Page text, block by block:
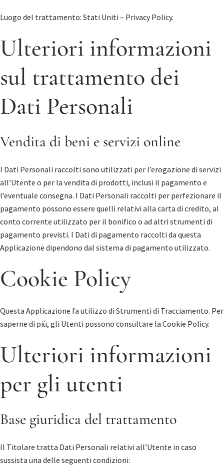
Luogo del trattamento: Stati Uniti – Privacy Policy.
Ulteriori informazioni
sul trattamento dei
Dati Personali
Vendita di beni e servizi online
I Dati Personali raccolti sono utilizzati per l’erogazione di servizi
all’Utente o per la vendita di prodotti, inclusi il pagamento e
l’eventuale consegna. I Dati Personali raccolti per perfezionare il
pagamento possono essere quelli relativi alla carta di credito, al
conto corrente utilizzato per il bonifico o ad altri strumenti di
pagamento previsti. I Dati di pagamento raccolti da questa
Applicazione dipendono dal sistema di pagamento utilizzato.
Cookie Policy
Questa Applicazione fa utilizzo di Strumenti di Tracciamento. Per
saperne di più, gli Utenti possono consultare la Cookie Policy.
Ulteriori informazioni
per gli utenti
Base giuridica del trattamento
Il Titolare tratta Dati Personali relativi all’Utente in caso
sussista una delle seguenti condizioni: